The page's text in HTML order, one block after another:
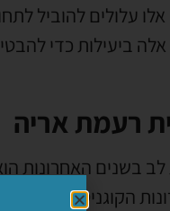
עלולים להוביל
אלה ביעילות כדי
רעמת אריה
בשנים האחרונות
הקוגניטיביים